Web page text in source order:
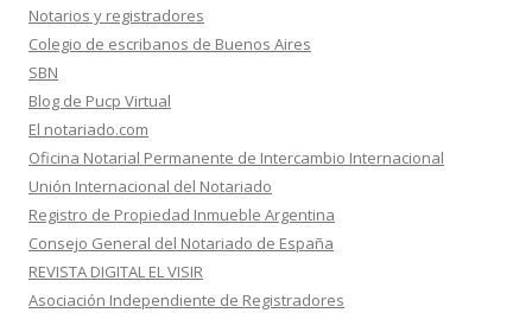
Notarios y registradores
Colegio de escribanos de Buenos Aires
SBN
Blog de Pucp Virtual
El notariado.com
Oficina Notarial Permanente de Intercambio Internacional
Unión Internacional del Notariado
Registro de Propiedad Inmueble Argentina
Consejo General del Notariado de España
REVISTA DIGITAL EL VISIR
Asociación Independiente de Registradores